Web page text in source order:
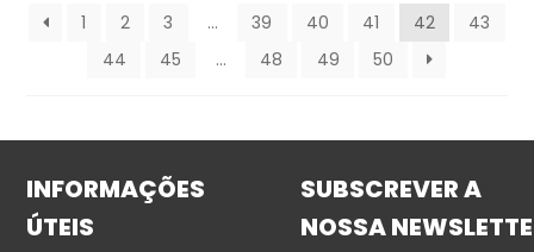
1 2 3 … 39 40 41 42
43
44
45 … 48 49 50
INFORMAÇÕES
ÚTEIS
SUBSCREVER A
NOSSA